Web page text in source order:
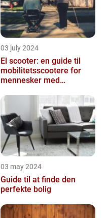
03 july 2024
El scooter: en guide til
mobilitetsscootere for
mennesker med
03 may 2024
Guide til at finde den
perfekte bolig